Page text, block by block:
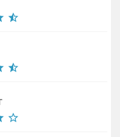
star_half
star_half
star_border